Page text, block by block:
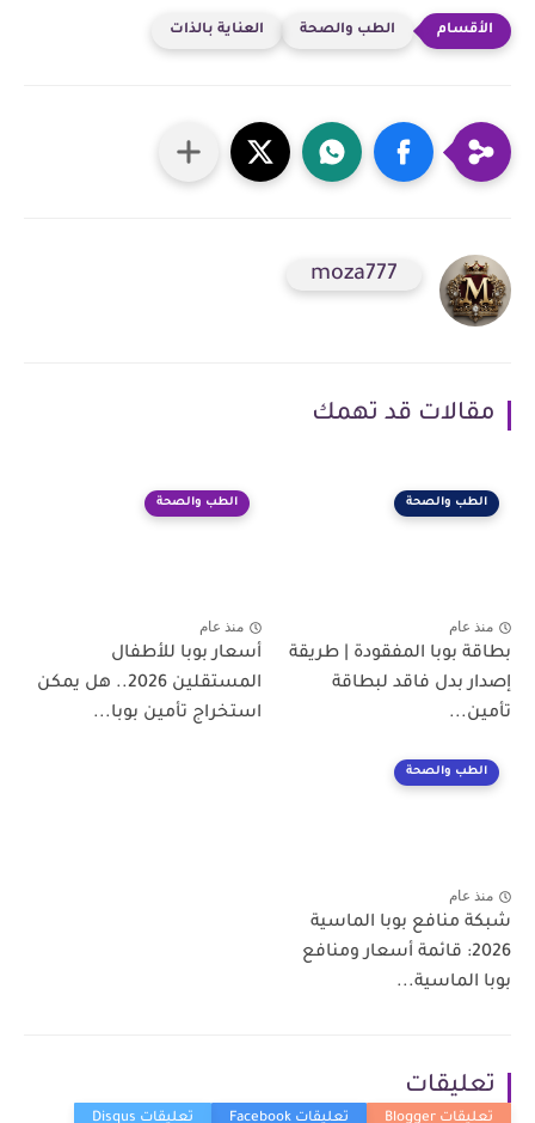
الطب والصحة العناية بالذات
moza777
مقالات قد تهمك
الطب والصحة
منذ عام
بطاقة بوبا المفقودة | طريقة
إصدار بدل فاقد لبطاقة
تأمين...
الطب والصحة
منذ عام
أسعار بوبا للأطفال
المستقلين 2026.. هل يمكن
استخراج تأمين بوبا...
الطب والصحة
منذ عام
شبكة منافع بوبا الماسية
2026: قائمة أسعار ومنافع
بوبا الماسية...
تعليقات